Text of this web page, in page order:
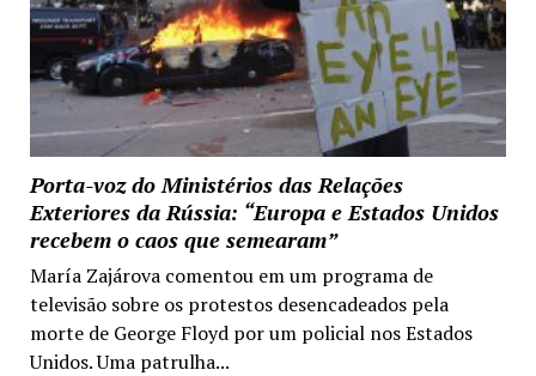
Porta-voz do Ministérios das Relações
Exteriores da Rússia: “Europa e Estados Unidos
recebem o caos que semearam”
María Zajárova comentou em um programa de
televisão sobre os protestos desencadeados pela
morte de George Floyd por um policial nos Estados
Unidos. Uma patrulha...